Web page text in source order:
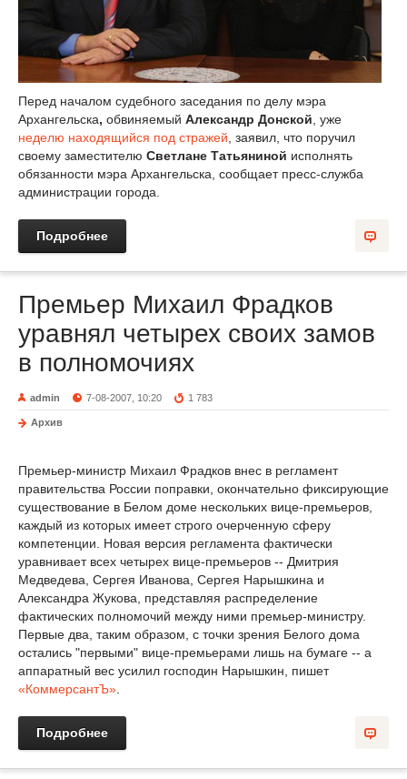
Перед началом судебного заседания по делу мэра
Архангельска, обвиняемый Александр Донской , уже
неделю находящийся под стражей , заявил, что поручил
своему заместителю Светлане Татьяниной исполнять
обязанности мэра Архангельска, сообщает пресс-служба
администрации города.
Подробнее
Премьер Михаил Фрадков
уравнял четырех своих замов
в полномочиях
admin 7-08-2007, 10:20 1 783
Архив
Премьер-министр Михаил Фрадков внес в регламент
правительства России поправки, окончательно фиксирующие
существование в Белом доме нескольких вице-премьеров,
каждый из которых имеет строго очерченную сферу
компетенции. Новая версия регламента фактически
уравнивает всех четырех вице-премьеров -- Дмитрия
Медведева, Сергея Иванова, Сергея Нарышкина и
Александра Жукова, представляя распределение
фактических полномочий между ними премьер-министру.
Первые два, таким образом, с точки зрения Белого дома
остались "первыми" вице-премьерами лишь на бумаге -- а
аппаратный вес усилил господин Нарышкин, пишет
«КоммерсантЪ»
Подробнее